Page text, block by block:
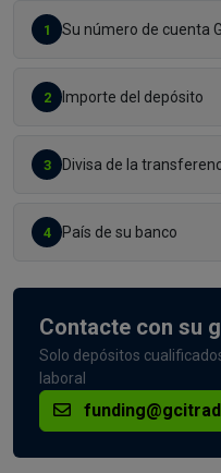
1 Su número de cuenta
2 Importe del depósito
3 Divisa de la
4 País de su banco
Contacte con su
Solo depósitos
laboral